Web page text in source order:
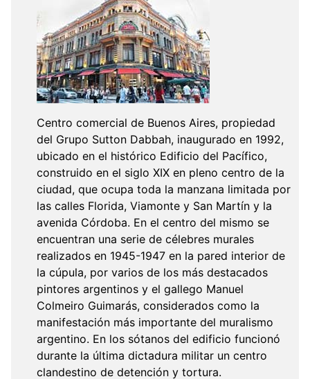
Centro comercial de Buenos Aires, propiedad
del Grupo Sutton Dabbah, inaugurado en 1992,
ubicado en el histórico Edificio del Pacífico,
construido en el siglo XIX en pleno centro de la
ciudad, que ocupa toda la manzana limitada por
las calles Florida, Viamonte y San Martín y la
avenida Córdoba. En el centro del mismo se
encuentran una serie de célebres murales
realizados en 1945-1947 en la pared interior de
la cúpula, por varios de los más destacados
pintores argentinos y el gallego Manuel
Colmeiro Guimarás, considerados como la
manifestación más importante del muralismo
argentino. En los sótanos del edificio funcionó
durante la última dictadura militar un centro
clandestino de detención y tortura.